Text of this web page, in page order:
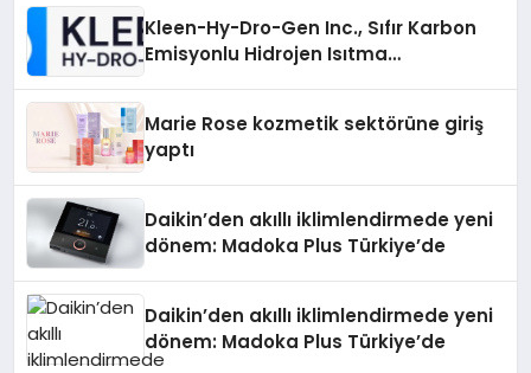
Kleen-Hy-Dro-Gen Inc., Sıfır Karbon
Emisyonlu Hidrojen Isıtma
Marie Rose kozmetik sektörüne giriş
yaptı
Daikin’den akıllı iklimlendirmede yeni
dönem: Madoka Plus Türkiye’de
Daikin’den akıllı iklimlendirmede yeni
dönem: Madoka Plus Türkiye’de